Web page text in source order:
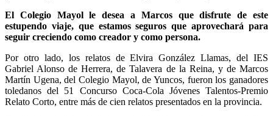
El Colegio Mayol le desea a Marcos que disfrute de este
estupendo viaje, que estamos seguros que aprovechará para
seguir creciendo como creador y como persona.
Por otro lado, los relatos de Elvira González Llamas, del IES
Gabriel Alonso de Herrera, de Talavera de la Reina, y de Marcos
Martín Ugena, del Colegio Mayol, de Yuncos, fueron los ganadores
toledanos del 51 Concurso Coca-Cola Jóvenes Talentos-Premio
Relato Corto, entre más de cien relatos presentados en la provincia.